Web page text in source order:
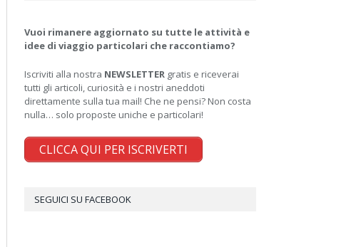
Vuoi rimanere aggiornato su tutte le attività e
idee di viaggio particolari che raccontiamo?
Iscriviti alla nostra NEWSLETTER gratis e riceverai
tutti gli articoli, curiosità e i nostri aneddoti
direttamente sulla tua mail! Che ne pensi? Non costa
nulla… solo proposte uniche e particolari!
CLICCA QUI PER ISCRIVERTI
SEGUICI SU FACEBOOK